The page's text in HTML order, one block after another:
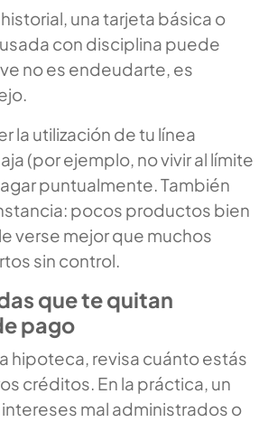
una tarjeta básica o
con disciplina puede
no es endeudarte, es
la utilización de tu línea
(por ejemplo, no vivir al límite
puntualmente. También
pocos productos bien
verse mejor que muchos
sin control.
que te quitan
pago
hipoteca, revisa cuánto estás
créditos. En la práctica, un
mal administrados o